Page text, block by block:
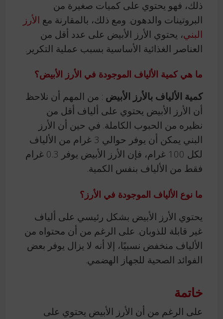
ذلك، فهو يحتوي على كميات صغيرة من
البروتينات والدهون. ومع ذلك، بالمقارنة مع الأرز
البني، يحتوي الأرز الأبيض على عدد أقل من
العناصر الغذائية الأساسية بسبب عملية التكرير.
ما هي كمية الألياف الموجودة في الأرز الأبيض؟
كمية الألياف بالأرز الأبيض : من المهم أن نلاحظ
أن الأرز الأبيض يحتوي على ألياف أقل من
نظيره من الحبوب الكاملة. في حين أن الأرز
البني يمكن أن يوفر حوالي 3 غرام من الألياف
لكل 100 غرام، فإن الأرز الأبيض يوفر 0.3 غرام
فقط من الألياف بنفس الكمية.
ما نوع الألياف الموجودة في الأرز؟
يحتوي الأرز الأبيض بشكل رئيسي على ألياف
غير قابلة للذوبان. على الرغم من أن محتواه من
الألياف منخفض نسبيًا، إلا أنه لا يزال يوفر بعض
الفوائد الصحية للجهاز الهضمي.
خاتمة
على الرغم من أن الأرز الأبيض يحتوي على